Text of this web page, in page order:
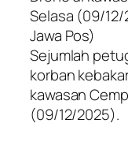
Sejumlah
korban
kawasan
(09/12/2025).